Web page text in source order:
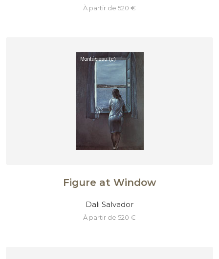
à partir de 520 €
Figure at Window
Dali Salvador
à partir de 520 €